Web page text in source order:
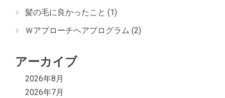
髪の毛に良かったこと (1)
Ｗアプローチヘアプログラム (2)
アーカイブ
2026年8月
2026年7月